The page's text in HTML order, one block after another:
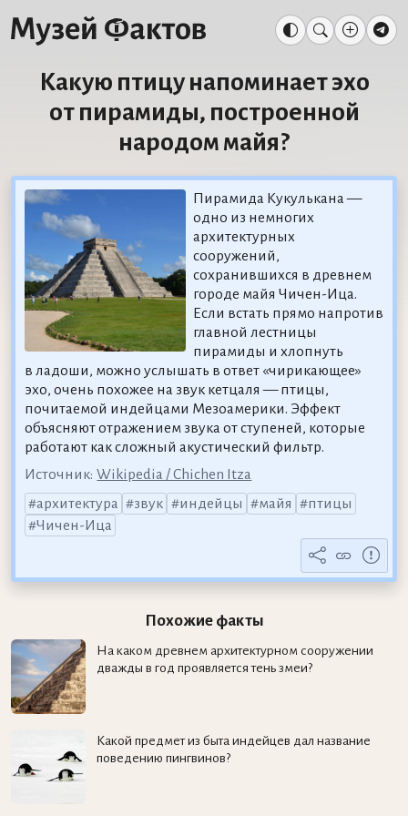
Какую птицу напоминает эхо
от пирамиды, построенной
народом майя?
Пирамида Кукулькана —
одно из немногих
архитектурных
сооружений,
сохранившихся в древнем
городе майя Чичен-Ица.
Если встать прямо напротив
главной лестницы
пирамиды и хлопнуть
в ладоши, можно услышать в ответ «чирикающее»
эхо, очень похожее на звук кетцаля — птицы,
почитаемой индейцами Мезоамерики. Эффект
объясняют отражением звука от ступеней, которые
работают как сложный акустический фильтр.
Источник: Wikipedia / Chichen Itza
архитектура
звук индейцы майя
птицы
Чичен-Ица
Похожие факты
На каком древнем архитектурном сооружении
дважды в год проявляется тень змеи?
Какой предмет из быта индейцев дал название
поведению пингвинов?